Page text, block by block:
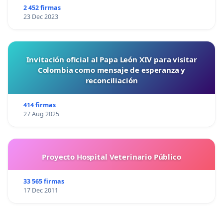
2 452 firmas
23 Dec 2023
Invitación oficial al Papa León XIV para visitar
Colombia como mensaje de esperanza y
reconciliación
414 firmas
27 Aug 2025
Proyecto Hospital Veterinario Público
33 565 firmas
17 Dec 2011